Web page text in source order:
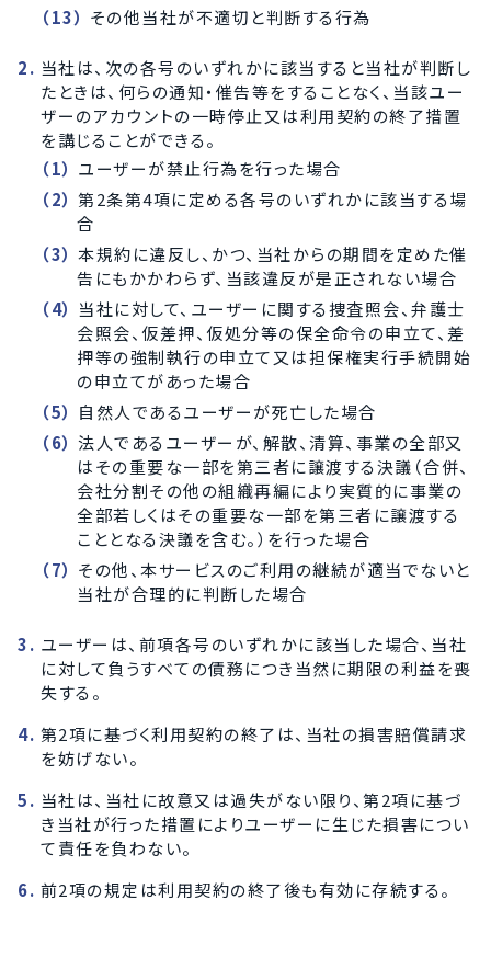
その他当社が不適切と判断する行為
当社は、次の各号のいずれかに該当すると当社が判断し
たときは、何らの通知・催告等をすることなく、当該ユー
ザーのアカウントの一時停止又は利用契約の終了措置
を講じることができる。
ユーザーが禁止行為を行った場合
第2条第4項に定める各号のいずれかに該当する場
合
本規約に違反し、かつ、当社からの期間を定めた催
告にもかかわらず、当該違反が是正されない場合
当社に対して、ユーザーに関する捜査照会、弁護士
会照会、仮差押、仮処分等の保全命令の申立て、差
押等の強制執行の申立て又は担保権実行手続開始
の申立てがあった場合
自然人であるユーザーが死亡した場合
法人であるユーザーが、解散、清算、事業の全部又
はその重要な一部を第三者に譲渡する決議（合併、
会社分割その他の組織再編により実質的に事業の
全部若しくはその重要な一部を第三者に譲渡する
こととなる決議を含む。）を行った場合
その他、本サービスのご利用の継続が適当でないと
当社が合理的に判断した場合
ユーザーは、前項各号のいずれかに該当した場合、当社
に対して負うすべての債務につき当然に期限の利益を喪
失する。
第2項に基づく利用契約の終了は、当社の損害賠償請求
を妨げない。
当社は、当社に故意又は過失がない限り、第2項に基づ
き当社が行った措置によりユーザーに生じた損害につい
て責任を負わない。
前2項の規定は利用契約の終了後も有効に存続する。